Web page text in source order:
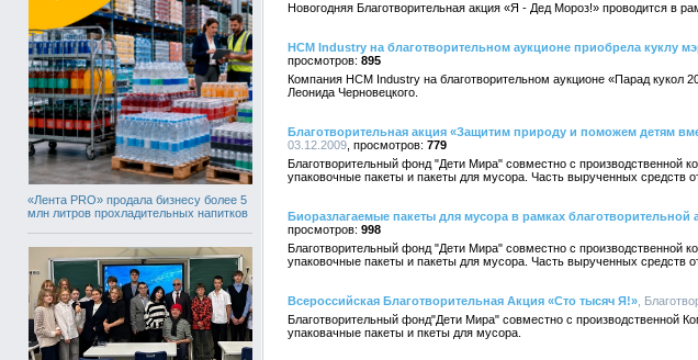
«Лента PRO» продала бизнесу более 5
млн литров прохладительных напитков
Новогодняя Благотворительная акция «Я - Дед Мороз!» проводится в
НСМ Industry на благотворительном аукционе приобрела куклу
895
Компания НСМ Industry на благотворительном аукционе «Парад кукол
Леонида Черновецкого.
Благотворительная акция «Защитим природу и поможем детям
03.12.2009
779
Благотворительный фонд "Дети Мира" совместно с производственной
упаковочные пакеты и пакеты для мусора. Часть вырученных средств
Биоразлагаемые пакеты для мусора в рамках благотворительной
998
Благотворительный фонд "Дети Мира" совместно с производственной
упаковочные пакеты и пакеты для мусора. Часть вырученных средств
Всероссийская Благотворительная Акция «Сто тысяч Я!» ,
Благотворительный фонд"Дети Мира" совместно с производственной
упаковачные пакеты и пкеты для мусора.